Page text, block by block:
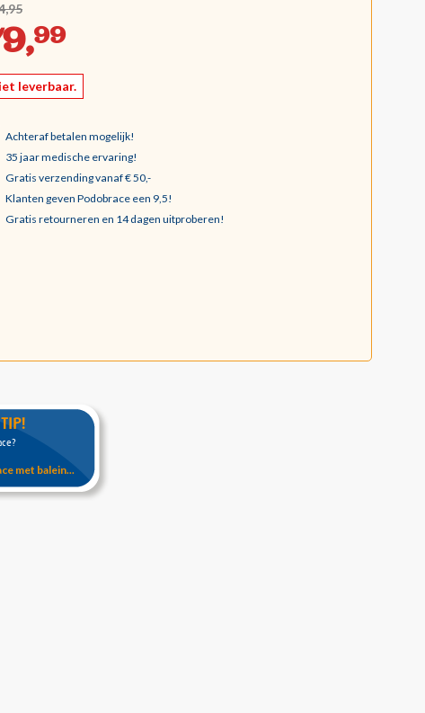
99
leverbaar.
Achteraf betalen mogelijk!
35 jaar medische ervaring!
Gratis verzending vanaf € 50,-
Klanten geven Podobrace een 9,5!
Gratis retourneren en 14 dagen uitproberen!
met balein...